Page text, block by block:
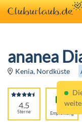
ananea
Kenia, Nordküste
4.5
Sterne
Empfehlung